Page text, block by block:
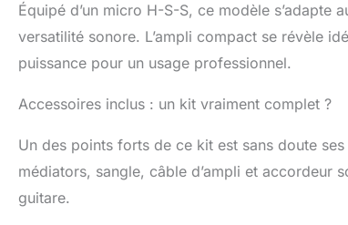
Équipé d’un micro H-S-S, ce modèle s’adapte
versatilité sonore. L’ampli compact se révèle
puissance pour un usage professionnel.
Accessoires inclus : un kit vraiment complet ?
Un des points forts de ce kit est sans doute
médiators, sangle, câble d’ampli et accordeur
guitare.